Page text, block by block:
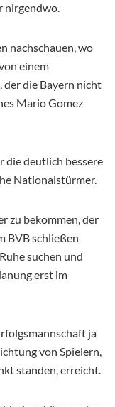
nirgendwo.
nachschauen, wo
einem
der die Bayern nicht
Mario Gomez
die deutlich bessere
Nationalstürmer.
zu bekommen, der
BVB schließen
suchen und
erst im
ja
von Spielern,
standen, erreicht.